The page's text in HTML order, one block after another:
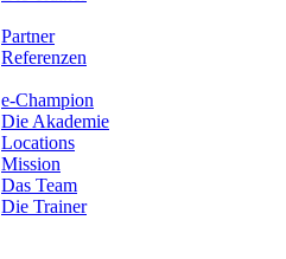
Partner
Referenzen
e-Champion
Die Akademie
Locations
Mission
Das Team
Die Trainer